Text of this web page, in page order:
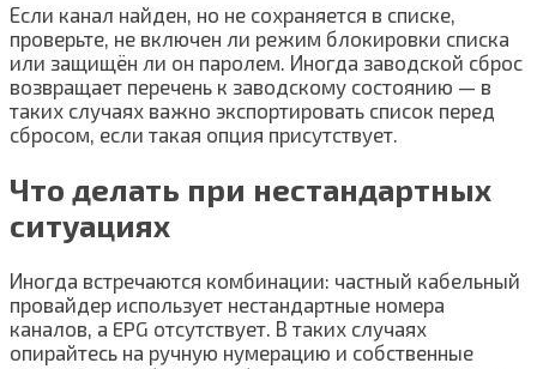
Если канал найден, но не сохраняется в списке,
проверьте, не включен ли режим блокировки списка
или защищён ли он паролем. Иногда заводской сброс
возвращает перечень к заводскому состоянию — в
таких случаях важно экспортировать список перед
сбросом, если такая опция присутствует.
Что делать при нестандартных
ситуациях
Иногда встречаются комбинации: частный кабельный
провайдер использует нестандартные номера
каналов, а EPG отсутствует. В таких случаях
опирайтесь на ручную нумерацию и собственные